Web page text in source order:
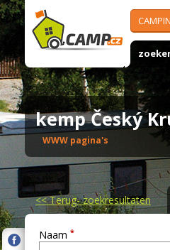
kemp Český
WWW pagina's
<<Terug- zoekresultaten
Naam *